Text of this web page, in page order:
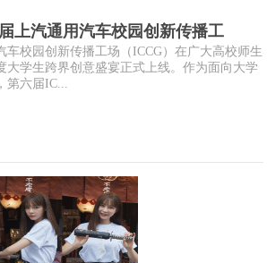
上汽通用汽车校园创新传播工
车校园创新传播工场（ICCG）在广大高校师生
大学生跨界创意盛宴正式上线。作为面向大学
第六届IC...